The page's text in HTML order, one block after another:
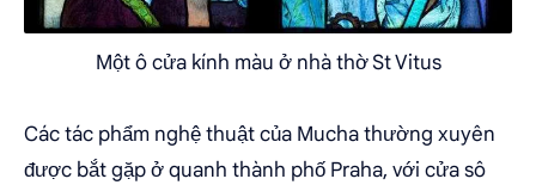
Một ô cửa kính màu ở nhà thờ St Vitus
Các tác phẩm nghệ thuật của Mucha thường xuyên
được bắt gặp ở quanh thành phố Praha, với cửa sô